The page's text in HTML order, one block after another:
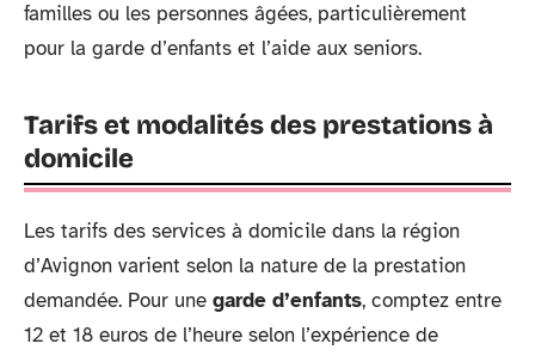
familles ou les personnes âgées, particulièrement
pour la garde d’enfants et l’aide aux seniors.
Tarifs et modalités des prestations à
domicile
Les tarifs des services à domicile dans la région
d’Avignon varient selon la nature de la prestation
demandée. Pour une garde d’enfants, comptez entre
12 et 18 euros de l’heure selon l’expérience de